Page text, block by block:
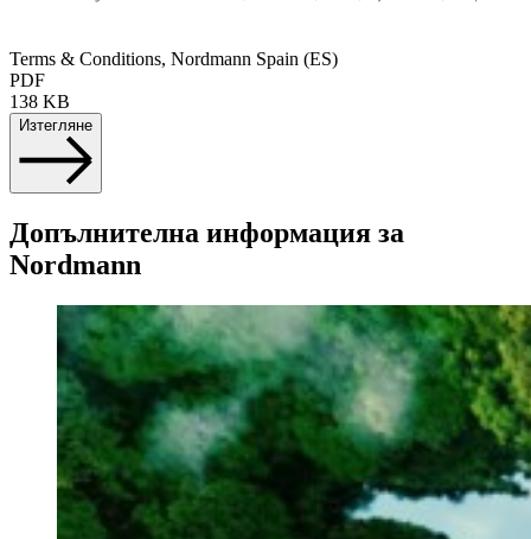
Terms & Conditions, Nordmann Spain (ES)
PDF
138 KB
Изтегляне
Допълнителна информация за
Nordmann